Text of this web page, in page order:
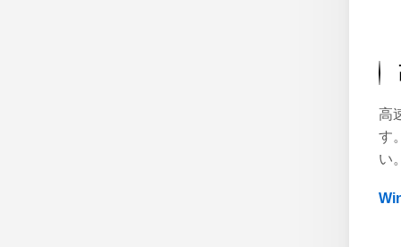
高
す
い